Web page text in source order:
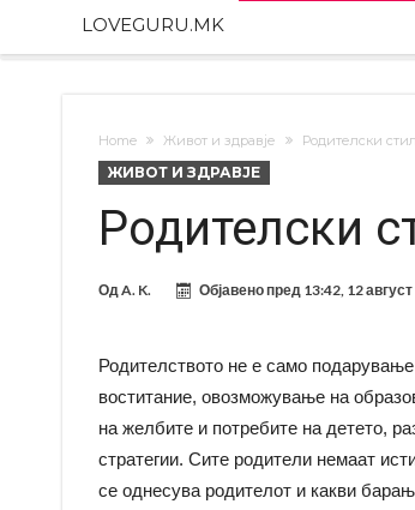
LOVEGURU.MK
Home Живот и здравје Родителски
ЖИВОТ И ЗДРАВЈЕ
Родителски
ОдA. K. Објавено пред 13:42, 12 август
Родителството не е само
воститание, овозможување на
на желбите и потребите на детето,
стратегии. Сите родители немаат
се однесува родителот и какви